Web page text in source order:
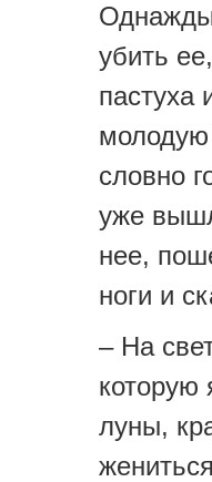
убить
пастуха
молодую
словно
уже
нее,
ноги и
– На
которую
луны,